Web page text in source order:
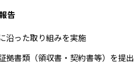
告
沿った取り組みを実施
拠書類（領収書・契約書等）を提出